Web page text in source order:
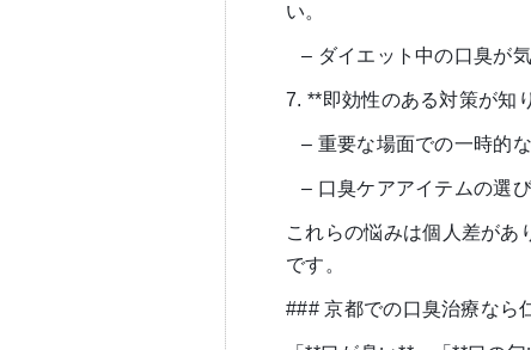
い。
– ダイエット中の口臭が気
7. **即効性のある対策が知
– 重要な場面での一時的
– 口臭ケアアイテムの選
これらの悩みは個人差があ
です。
### 京都での口臭治療なら